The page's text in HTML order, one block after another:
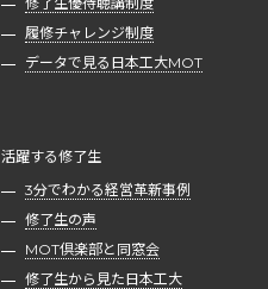
履修チャレンジ制度
データで見る日本工大MOT
活躍する修了生
3分でわかる経営革新事例
修了生の声
MOT倶楽部と同窓会
修了生から見た日本工大